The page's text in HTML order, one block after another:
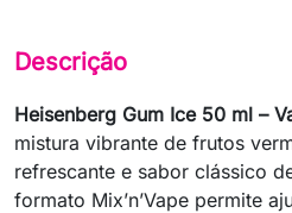
Descrição
Heisenberg Gum Ice 50 ml –
mistura vibrante de frutos
refrescante e sabor clássico
formato Mix’n’Vape permite